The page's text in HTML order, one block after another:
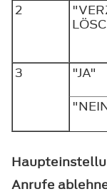
2
3
"JA"
Anrufe